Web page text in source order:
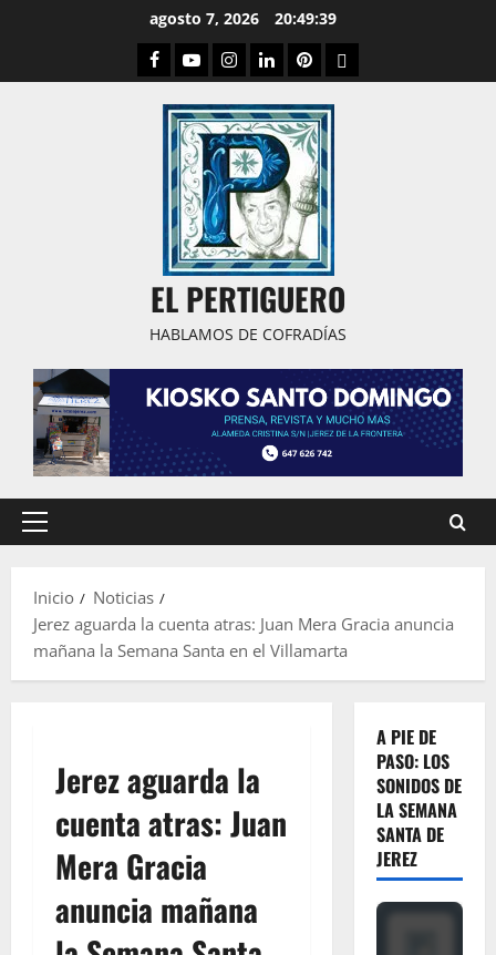
agosto 7, 2026 20:49:40
Facebook
YoutubeInstagram
LinkedPinterestDribbble
EL PERTIGUERO
HABLAMOS DE COFRADÍAS
Menú
Inicio
Noticias
Jerez aguarda la cuenta atras: Juan Mera Gracia anuncia
mañana la Semana Santa en el Villamarta
Jerez aguarda la
cuenta atras: Juan
Mera Gracia
anuncia mañana
A PIE DE
PASO: LOS
SONIDOS DE
LA SEMANA
SANTA DE
JEREZ